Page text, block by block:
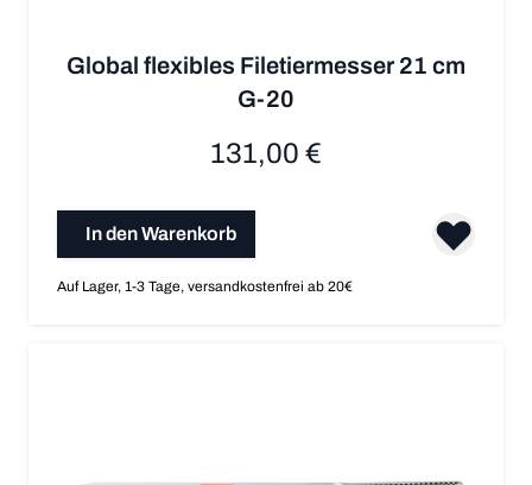
Global flexibles Filetiermesser 21 cm
G-20
131,00 €
In den Warenkorb
Auf Lager, 1-3 Tage, versandkostenfrei ab 20€